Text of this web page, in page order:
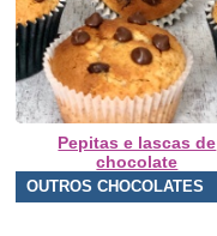
Pepitas e lascas de
chocolate
OUTROS CHOCOLATES